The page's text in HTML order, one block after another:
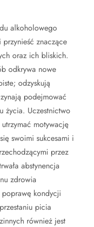
alkoholowego
znaczące
oraz ich bliskich.
odkrywa nowe
odzyskują
podejmować
życia. Uczestnictwo
motywację
swoimi sukcesami i
przez
abstynencja
zdrowia
kondycji
picia
również jest